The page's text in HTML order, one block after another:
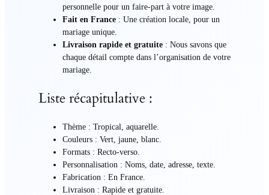
personnelle pour un faire-part à votre image.
Fait en France: Une création locale, pour un
mariage unique.
Livraison rapide et gratuite: Nous savons que
chaque détail compte dans l’organisation de votre
mariage.
Liste récapitulative :
Thème : Tropical, aquarelle.
Couleurs : Vert, jaune, blanc.
Formats : Recto-verso.
Personnalisation : Noms, date, adresse, texte.
Fabrication : En France.
Livraison : Rapide et gratuite.